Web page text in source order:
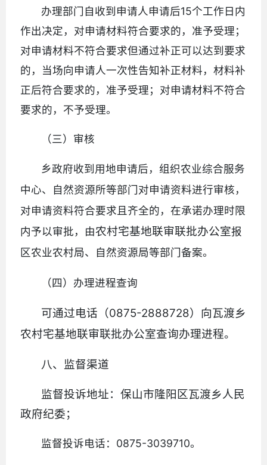
办理部门自收到申请人申请后15个工作日内
作出决定，对申请材料符合要求的，准予受理；
对申请材料不符合要求但通过补正可以达到要求
的，当场向申请人一次性告知补正材料，材料补
正后符合要求的，准予受理；对申请材料不符合
要求的，不予受理。
（三）审核
乡政府收到用地申请后，组织农业综合服务
中心、自然资源所等部门对申请资料进行审核，
对申请资料符合要求且齐全的，在承诺办理时限
内予以审批，由农村宅基地联审联批办公室报
区农业农村局、自然资源局等部门备案。
（四）办理进程查询
可通过电话（0875-2888728）向瓦渡乡
农村宅基地联审联批办公室查询办理进程。
八、监督渠道
监督投诉地址：保山市隆阳区瓦渡乡人民
政府纪委；
监督投诉电话：0875-3039710。